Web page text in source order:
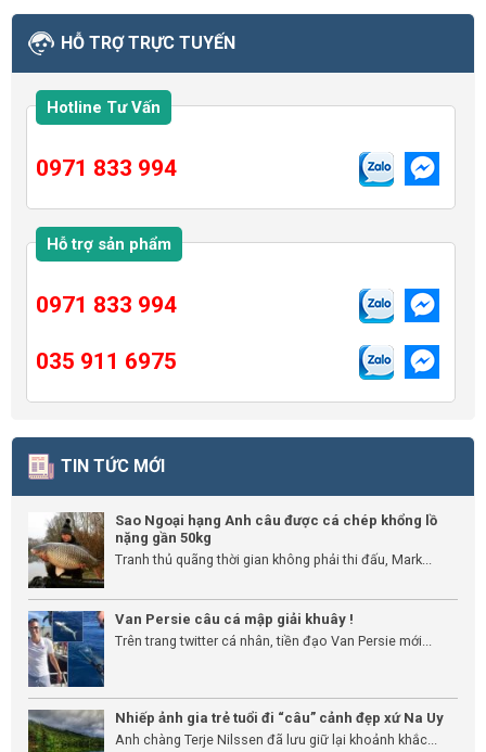
HỖ TRỢ TRỰC TUYẾN
Hotline Tư Vấn
0971 833 994
Hỗ trợ sản phẩm
0971 833 994
035 911 6975
TIN TỨC MỚI
Sao Ngoại hạng Anh câu được cá chép khổng lồ
nặng gần 50kg
Tranh thủ quãng thời gian không phải thi đấu, Mark...
Van Persie câu cá mập giải khuây !
Trên trang twitter cá nhân, tiền đạo Van Persie mới...
Nhiếp ảnh gia trẻ tuổi đi “câu” cảnh đẹp xứ Na Uy
Anh chàng Terje Nilssen đã lưu giữ lại khoảnh khắc...